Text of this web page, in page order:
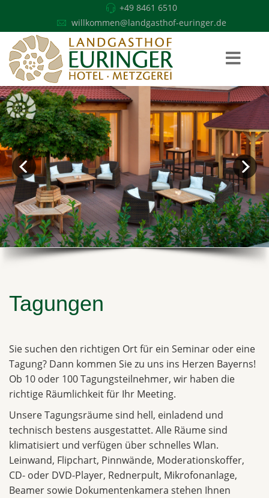
+49 8461 6510
willkommen@landgasthof-euringer.de
Tagungen
Sie suchen den richtigen Ort für ein Seminar oder eine
Tagung? Dann kommen Sie zu uns ins Herzen Bayerns!
Ob 10 oder 100 Tagungsteilnehmer, wir haben die
richtige Räumlichkeit für Ihr Meeting.
Unsere Tagungsräume sind hell, einladend und
technisch bestens ausgestattet. Alle Räume sind
klimatisiert und verfügen über schnelles Wlan.
Leinwand, Flipchart, Pinnwände, Moderationskoffer,
CD- oder DVD-Player, Rednerpult, Mikrofonanlage,
Beamer sowie Dokumentenkamera stehen Ihnen